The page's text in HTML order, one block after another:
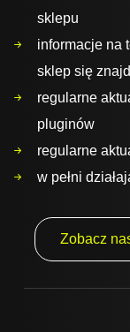
sklepu
informacje na
sklep się
regularne
pluginów
regularne
w pełni
Zobacz